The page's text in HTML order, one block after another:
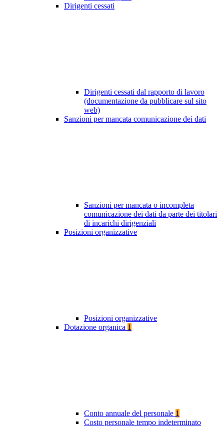
Dirigenti cessati
Dirigenti cessati dal rapporto di lavoro
(documentazione da pubblicare sul sito
web)
Sanzioni per mancata comunicazione dei dati
Sanzioni per mancata o incompleta
comunicazione dei dati da parte dei titolari
di incarichi dirigenziali
Posizioni organizzative
Posizioni organizzative
Dotazione organica 1
Conto annuale del personale 1
Costo personale tempo indeterminato